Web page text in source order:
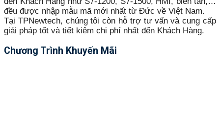
đều được nhập mẫu mã mới nhất từ Đức về Việt Nam.
Tại TPNewtech, chúng tôi còn hỗ trợ tư vấn và cung cấp
giải pháp tốt và tiết kiệm chi phí nhất đến Khách Hàng.
Chương Trình Khuyến Mãi